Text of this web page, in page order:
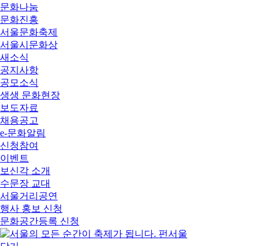
문화나눔
문화진흥
서울문화축제
서울시문화상
새소식
공지사항
공모소식
생생 문화현장
보도자료
채용공고
e-문화알림
신청참여
이벤트
보신각 소개
수문장 교대
서울거리공연
행사 홍보 신청
문화공간등록 신청